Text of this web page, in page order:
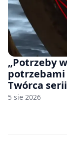
„Potrzeby
Twórca
rozumie,
5 sie 2026